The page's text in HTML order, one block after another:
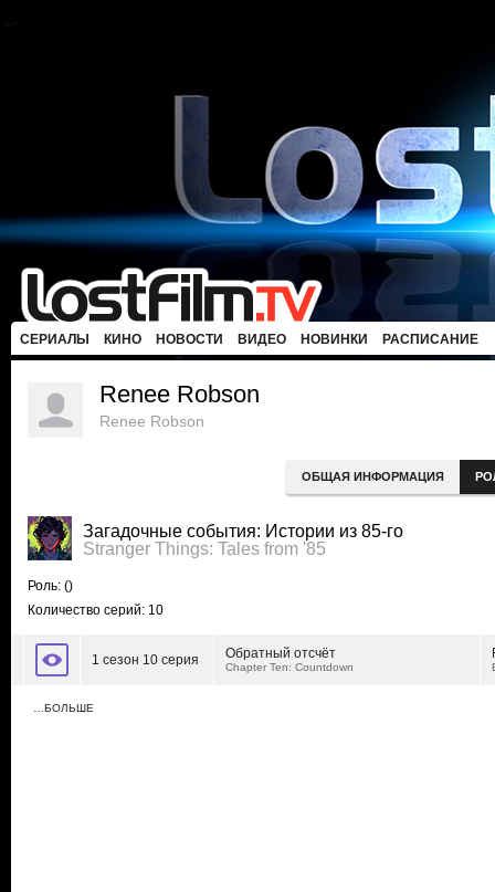
СЕРИАЛЫ КИНО НОВОСТИ ВИДЕО НОВИНКИ РАСПИСАНИЕ
Renee Robson
Renee Robson
ОБЩАЯ ИНФОРМАЦИЯ
Загадочные события: Истории из 85-го
Stranger Things: Tales from '85
Роль: ()
Количество серий: 10
1 сезон 10 серия Обратный отсчёт
Chapter Ten: Countdown
…БОЛЬШЕ